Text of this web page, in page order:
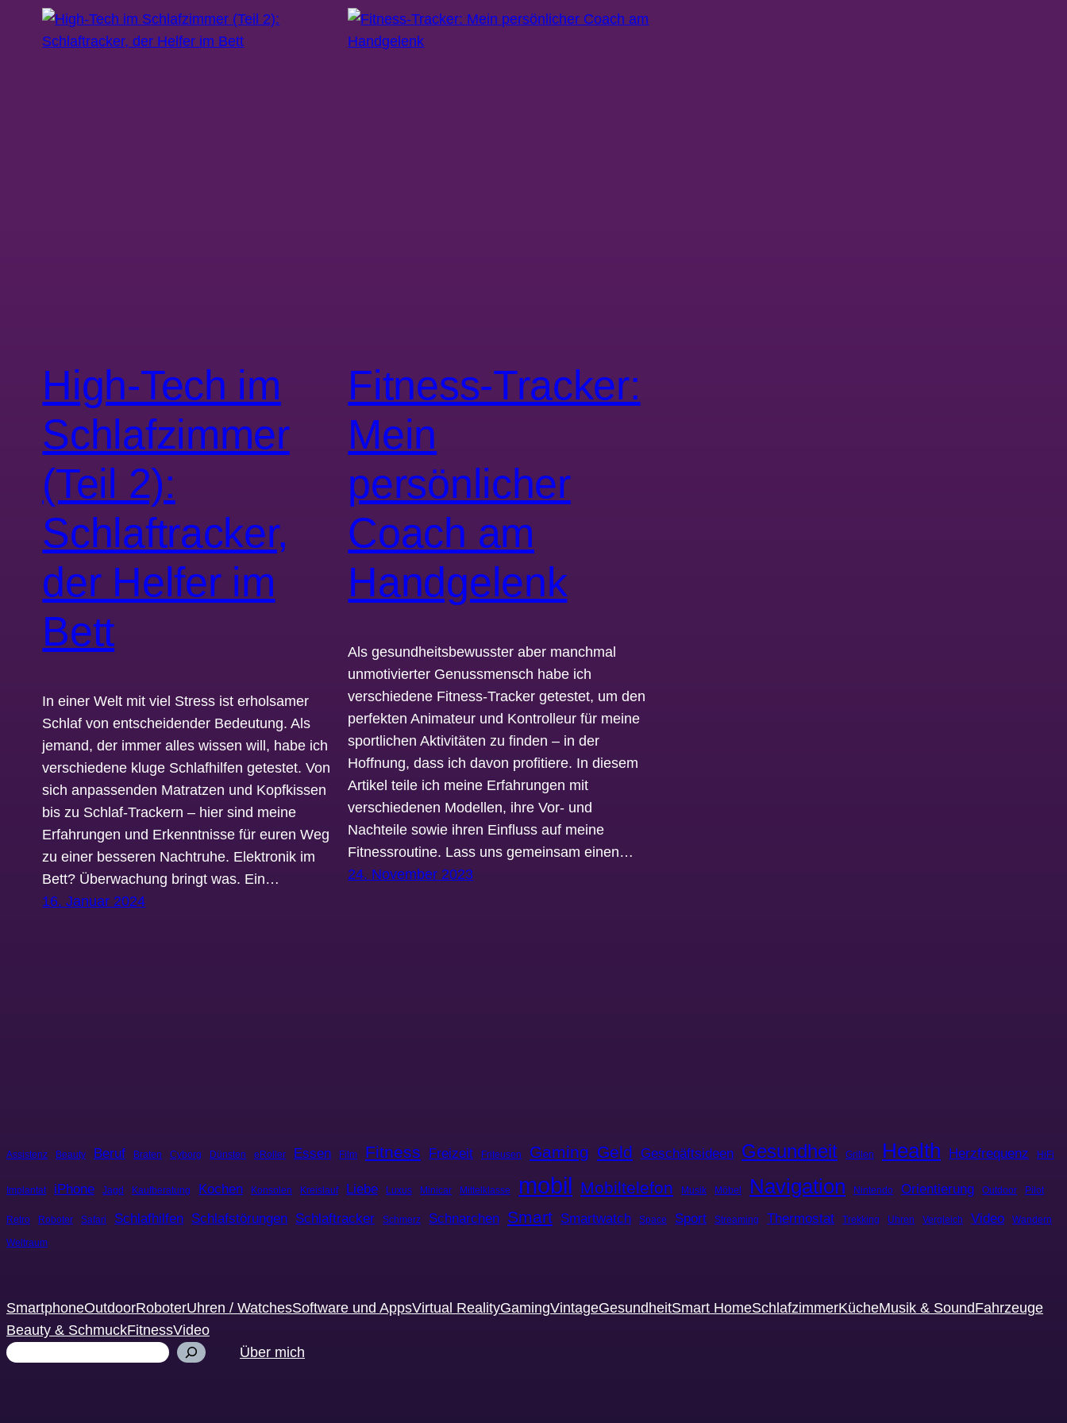
High-Tech im
Schlafzimmer
(Teil 2):
Schlaftracker,
der Helfer im
Bett
In einer Welt mit viel Stress ist erholsamer
Schlaf von entscheidender Bedeutung. Als
jemand, der immer alles wissen will, habe ich
verschiedene kluge Schlafhilfen getestet. Von
sich anpassenden Matratzen und Kopfkissen
bis zu Schlaf-Trackern – hier sind meine
Erfahrungen und Erkenntnisse für euren Weg
zu einer besseren Nachtruhe. Elektronik im
Bett? Überwachung bringt was. Ein…
16. Januar 2024
Fitness-Tracker:
Mein
persönlicher
Coach am
Handgelenk
Als gesundheitsbewusster aber manchmal
unmotivierter Genussmensch habe ich
verschiedene Fitness-Tracker getestet, um den
perfekten Animateur und Kontrolleur für meine
sportlichen Aktivitäten zu finden – in der
Hoffnung, dass ich davon profitiere. In diesem
Artikel teile ich meine Erfahrungen mit
verschiedenen Modellen, ihre Vor- und
Nachteile sowie ihren Einfluss auf meine
Fitnessroutine. Lass uns gemeinsam einen…
24. November 2023
Assistenz Beauty Beruf Braten Cyborg Dünsten eRoller Essen Film Fitness Freizeit Friteusen Gaming Geld Geschäftsideen Gesundheit Grillen Health Herzfrequenz HiFi
Implantat iPhone Jagd Kaufberatung Kochen Konsolen Kreislauf Liebe Luxus Minicar Mittelklasse mobil Mobiltelefon Musik Möbel Navigation Nintendo Orientierung Outdoor Pilot
Retro Roboter Safari Schlafhilfen Schlafstörungen Schlaftracker Schmerz Schnarchen Smart Smartwatch Space Sport Streaming Thermostat Trekking Uhren Vergleich Video Wandern
Weltraum
SmartphoneOutdoorRoboterUhren / WatchesSoftware und AppsVirtual RealityGamingVintageGesundheitSmart HomeSchlafzimmerKücheMusik & SoundFahrzeuge
Beauty & SchmuckFitnessVideo
Suchen
Über mich